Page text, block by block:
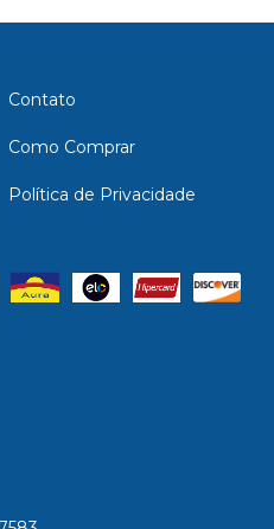
Contato
Como Comprar
Política de Privacidade